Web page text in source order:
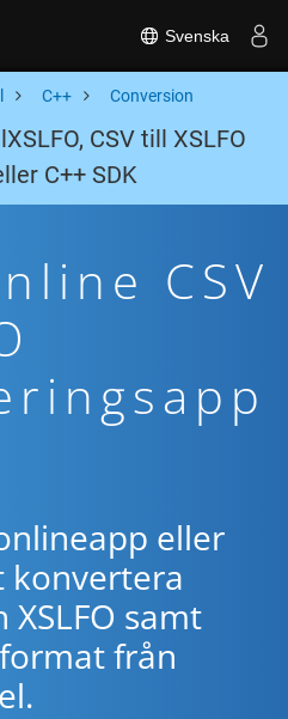
Svenska
C++ Conversion
CSV till XSLFO
C++ SDK
CSV
eller
konvertera
XSLFO samt
från